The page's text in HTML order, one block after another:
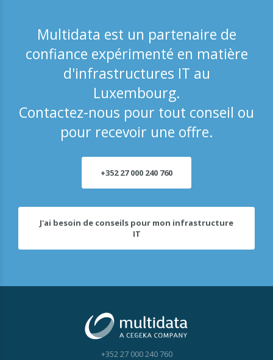
Multidata est un partenaire de
confiance expérimenté en matière
d'infrastructures IT au
Luxembourg.
Contactez-nous pour tout conseil ou
pour recevoir une offre.
+352 27 000 240 760
J'ai besoin de conseils pour mon infrastructure
IT
+352 27 000 240 760